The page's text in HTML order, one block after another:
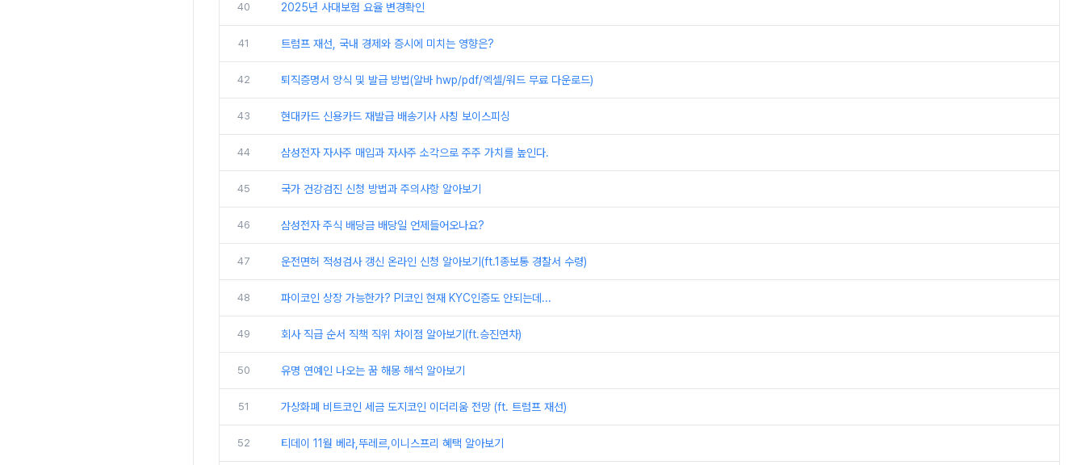
40 2025년 사대보험 요율 변경확인
41 트럼프 재선, 국내 경제와 증시에 미치는 영향은?
42 퇴직증명서 양식 및 발급 방법(알바 hwp/pdf/엑셀/워드 무료 다운로드)
43 현대카드 신용카드 재발급 배송기사 사칭 보이스피싱
44 삼성전자 자사주 매입과 자사주 소각으로 주주 가치를 높인다.
45 국가 건강검진 신청 방법과 주의사항 알아보기
46 삼성전자 주식 배당금 배당일 언제들어오나요?
47 운전면허 적성검사 갱신 온라인 신청 알아보기(ft.1종보통 경찰서 수령)
48 파이코인 상장 가능한가? PI코인 현재 KYC인증도 안되는데...
49 회사 직급 순서 직책 직위 차이점 알아보기(ft.승진연차)
50 유명 연예인 나오는 꿈 해몽 해석 알아보기
51 가상화폐 비트코인 세금 도지코인 이더리움 전망 (ft. 트럼프 재선)
52 티데이 11월 베라,뚜레르,이니스프리 혜택 알아보기